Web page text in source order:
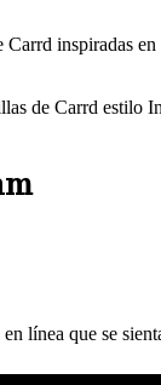
inspiradas
de Carrd estilo
línea que se